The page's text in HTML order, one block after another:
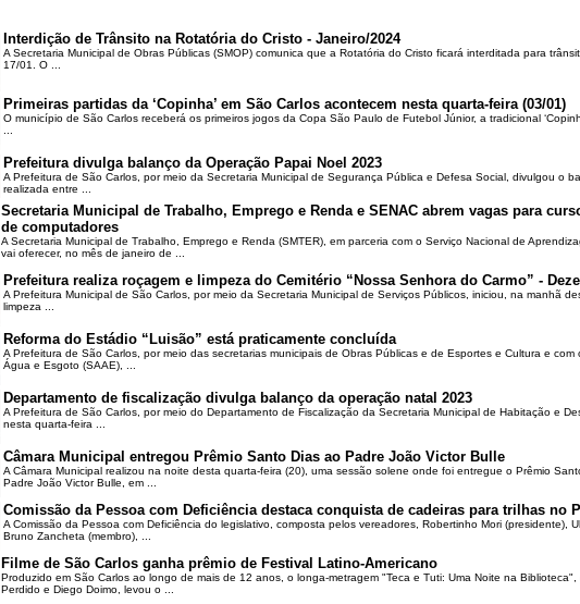
Interdição de Trânsito na Rotatória do Cristo - Janeiro/2024
A Secretaria Municipal de Obras Públicas (SMOP) comunica que a Rotatória do Cristo ficará interditada para
17/01. O ...
Primeiras partidas da ‘Copinha’ em São Carlos acontecem nesta quarta-feira (03/01)
O município de São Carlos receberá os primeiros jogos da Copa São Paulo de Futebol Júnior, a tradicional
Prefeitura divulga balanço da Operação Papai Noel 2023
A Prefeitura de São Carlos, por meio da Secretaria Municipal de Segurança Pública e Defesa Social, divulgou o
realizada entre ...
Secretaria Municipal de Trabalho, Emprego e Renda e SENAC abrem vagas para
de computadores
A Secretaria Municipal de Trabalho, Emprego e Renda (SMTER), em parceria com o Serviço Nacional de
vai oferecer, no mês de janeiro de ...
Prefeitura realiza roçagem e limpeza do Cemitério “Nossa Senhora do Carmo” -
A Prefeitura Municipal de São Carlos, por meio da Secretaria Municipal de Serviços Públicos, iniciou, na manhã
limpeza ...
Reforma do Estádio “Luisão” está praticamente concluída
A Prefeitura de São Carlos, por meio das secretarias municipais de Obras Públicas e de Esportes e Cultura e
Água e Esgoto (SAAE), ...
Departamento de fiscalização divulga balanço da operação natal 2023
A Prefeitura de São Carlos, por meio do Departamento de Fiscalização da Secretaria Municipal de Habitação e
nesta quarta-feira ...
Câmara Municipal entregou Prêmio Santo Dias ao Padre João Victor Bulle
A Câmara Municipal realizou na noite desta quarta-feira (20), uma sessão solene onde foi entregue o Prêmio
Padre João Victor Bulle, em ...
Comissão da Pessoa com Deficiência destaca conquista de cadeiras para trilhas no
A Comissão da Pessoa com Deficiência do legislativo, composta pelos vereadores, Robertinho Mori (presidente),
Bruno Zancheta (membro), ...
Filme de São Carlos ganha prêmio de Festival Latino-Americano
Produzido em São Carlos ao longo de mais de 12 anos, o longa-metragem "Teca e Tuti: Uma Noite na
Perdido e Diego Doimo, levou o ...